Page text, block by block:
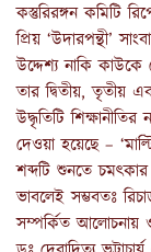
কস্তুরিরঙ্গন কমিটি
প্রিয় ‘উদারপন্থী’
উদ্দেশ্য নাকি
তার দ্বিতীয়, তৃতীয়
উদ্ধৃতিটি
দেওয়া হয়েছে –
শব্দটি শুনতে চমৎকার
ভাবলেই সম্ভবতঃ
সম্পর্কিত আলোচনায়